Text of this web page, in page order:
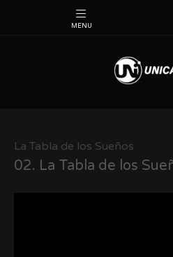
La Tabla de los Sueños
02. La Tabla de los